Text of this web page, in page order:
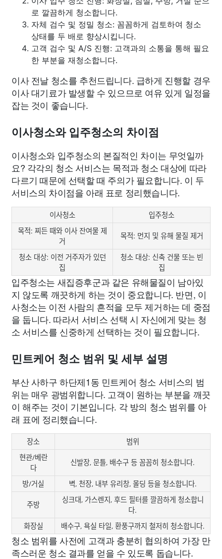
로 깔끔하게 청소합니다.
자체 검수 및 정밀 청소: 꼼꼼하게 검토하여 청소
상태를 두 배로 향상시킵니다.
고객 검수 및 A/S 진행: 고객과의 소통을 통해 필요
한 부분을 재청소합니다.
이사 전날 청소를 추천드립니다. 급하게 진행할 경우
이사 대기료가 발생할 수 있으므로 여유 있게 일정을
잡는 것이 좋습니다.
이사청소와 입주청소의 차이점
이사청소와 입주청소의 본질적인 차이는 무엇일까
요? 각각의 청소 서비스는 목적과 청소 대상에 따라
다르기 때문에 선택할 때 주의가 필요합니다. 이 두
서비스의 차이점을 아래 표로 정리했습니다.
이사청소
입주청소
목적: 찌든 때와 이사 잔여물 제
거
목적: 먼지 및 유해 물질 제거
청소 대상: 이전 거주자가 있던
집
청소 대상: 신축 건물 또는 빈
집
입주청소는 새집증후군과 같은 유해물질이 남아있
지 않도록 깨끗하게 하는 것이 중요합니다. 반면, 이
사청소는 이전 사람의 흔적을 모두 제거하는 데 중점
을 둡니다. 따라서 서비스 선택 시 자신에게 맞는 청
소 서비스를 신중하게 선택하는 것이 필요합니다.
민트케어 청소 범위 및 세부 설명
부산 사하구 하단제1동 민트케어 청소 서비스의 범
위는 매우 광범위합니다. 고객이 원하는 부분을 깨끗
이 해주는 것이 기본입니다. 각 방의 청소 범위를 아
래 표에 정리했습니다.
장소
범위
현관/베란
다
신발장, 문틀, 배수구 등 꼼꼼히 청소합니다.
방/거실 벽, 천장, 내부 유리창, 몰딩 등을 청소합니다.
주방
싱크대, 가스렌지, 후드 필터를 깔끔하게 청소합니
다.
화장실
배수구, 욕실 타일, 환풍구까지 철저히 청소합니다.
청소 범위를 사전에 고객과 충분히 협의하여 가장 만
족스러운 청소 결과를 얻을 수 있도록 돕습니다.